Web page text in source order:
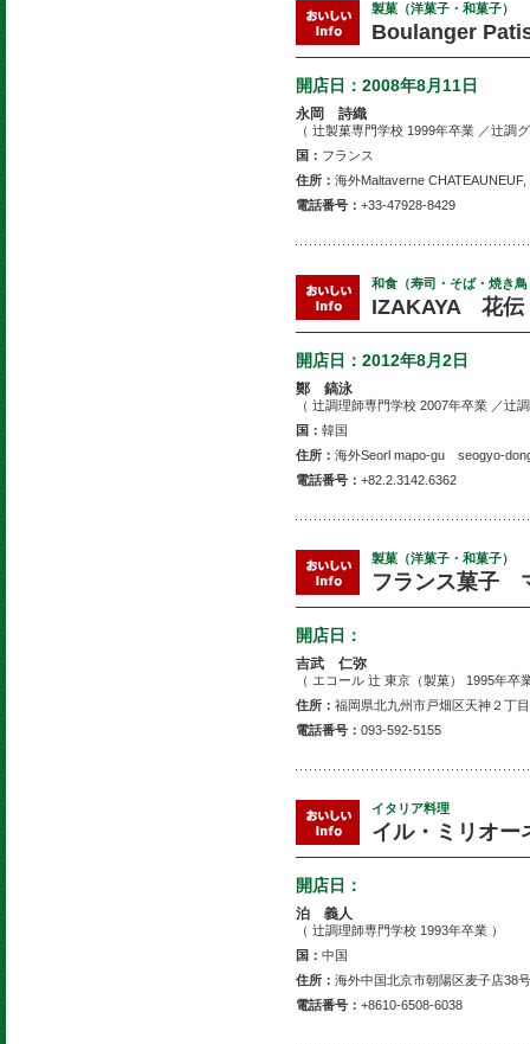
製菓（洋菓子・和菓子）
Boulanger
開店日： 2008年8月11日
永岡 詩織
（ 辻製菓専門学校 1999年卒業 ／辻調
国： フランス
住所： 海外Maltaverne
電話番号： +33-47928-8429
和食（寿司・そば・焼き
IZAKAYA 花伝
開店日： 2012年8月2日
鄭 鎬泳
（ 辻調理師専門学校 2007年卒業 ／辻
国： 韓国
住所： 海外Seorl mapo-gu seogyo-
電話番号： +82.2.3142.6362
製菓（洋菓子・和菓子）
フランス菓子
開店日：
吉武 仁弥
（ エコール 辻 東京（製菓） 1995年卒
住所： 福岡県北九州市戸畑区天神２丁
電話番号： 093-592-5155
イタリア料理
イル・ミリオー
開店日：
泊 義人
（ 辻調理師専門学校 1993年卒業 ）
国： 中国
住所： 海外中国北京市朝陽区麦子店38
電話番号： +8610-6508-6038